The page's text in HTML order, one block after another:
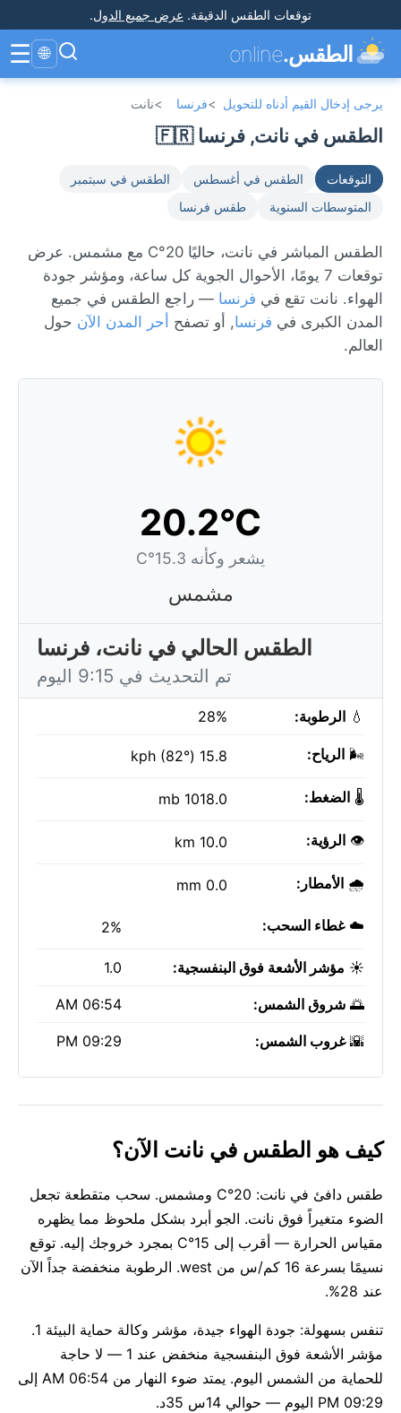
توقعات الطقس الدقيقة. عرض جميع الدول.
الطقس.online
🌐
☰
يرجى إدخال القيم أدناه للتحويل >فرنسا >نانت
الطقس في نانت, فرنسا 🇫🇷
التوقعات الطقس في أغسطس
الطقس في سبتمبر
المتوسطات السنوية
طقس فرنسا
الطقس المباشر في نانت، حاليًا 20°C مع مشمس. عرض
توقعات 7 يومًا، الأحوال الجوية كل ساعة، ومؤشر جودة
الهواء. نانت تقع في فرنسا — راجع الطقس في جميع
المدن الكبرى في فرنسا, أو تصفح أحر المدن الآن حول
العالم.
20.2°C
يشعر وكأنه 15.3°C
مشمس
الطقس الحالي في نانت، فرنسا
تم التحديث في 9:15 اليوم
💧 الرطوبة: 28%
🌬️ الرياح: 15.8 kph (82°)
🌡️ الضغط: 1018.0 mb
👁️ الرؤية: 10.0 km
🌧️ الأمطار: 0.0 mm
☁️غطاء السحب: 2%
☀️ مؤشر الأشعة فوق البنفسجية: 1.0
🌅 شروق الشمس: 06:54 AM
🌇غروب الشمس: 09:29 PM
كيف هو الطقس في نانت الآن؟
طقس دافئ في نانت: 20°C ومشمس. سحب متقطعة تجعل
الضوء متغيراً فوق نانت. الجو أبرد بشكل ملحوظ مما يظهره
مقياس الحرارة — أقرب إلى 15°C بمجرد خروجك إليه. توقع
نسيمًا بسرعة 16 كم/س من west. الرطوبة منخفضة جداً الآن
عند 28%.
تنفس بسهولة: جودة الهواء جيدة، مؤشر وكالة حماية البيئة 1.
مؤشر الأشعة فوق البنفسجية منخفض عند 1 — لا حاجة
للحماية من الشمس اليوم. يمتد ضوء النهار من 06:54 AM إلى
09:29 PM اليوم — حوالي 14س 35د.